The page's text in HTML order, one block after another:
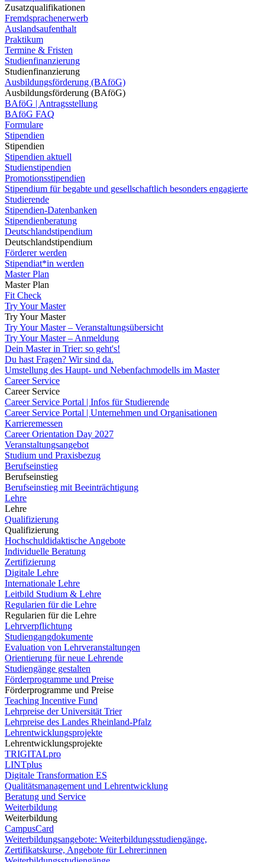
Zusatzqualifikationen
Fremdsprachenerwerb
Auslandsaufenthalt
Praktikum
Termine & Fristen
Studienfinanzierung
Studienfinanzierung
Ausbildungsförderung (BAföG)
Ausbildungsförderung (BAföG)
BAföG | Antragsstellung
BAföG FAQ
Formulare
Stipendien
Stipendien
Stipendien aktuell
Studienstipendien
Promotionsstipendien
Stipendium für begabte und gesellschaftlich besonders engagierte
Studierende
Stipendien-Datenbanken
Stipendienberatung
Deutschlandstipendium
Deutschlandstipendium
Förderer werden
Stipendiat*in werden
Master Plan
Master Plan
Fit Check
Try Your Master
Try Your Master
Try Your Master – Veranstaltungsübersicht
Try Your Master – Anmeldung
Dein Master in Trier: so geht's!
Du hast Fragen? Wir sind da.
Umstellung des Haupt- und Nebenfachmodells im Master
Career Service
Career Service
Career Service Portal | Infos für Studierende
Career Service Portal | Unternehmen und Organisationen
Karrieremessen
Career Orientation Day 2027
Veranstaltungsangebot
Studium und Praxisbezug
Berufseinstieg
Berufseinstieg
Berufseinstieg mit Beeinträchtigung
Lehre
Lehre
Qualifizierung
Qualifizierung
Hochschuldidaktische Angebote
Individuelle Beratung
Zertifizierung
Digitale Lehre
Internationale Lehre
Leitbild Studium & Lehre
Regularien für die Lehre
Regularien für die Lehre
Lehrverpflichtung
Studiengangdokumente
Evaluation von Lehrveranstaltungen
Orientierung für neue Lehrende
Studiengänge gestalten
Förderprogramme und Preise
Förderprogramme und Preise
Teaching Incentive Fund
Lehrpreise der Universität Trier
Lehrpreise des Landes Rheinland-Pfalz
Lehrentwicklungsprojekte
Lehrentwicklungsprojekte
TRIGITALpro
LINTplus
Digitale Transformation ES
Qualitätsmanagement und Lehrentwicklung
Beratung und Service
Weiterbildung
Weiterbildung
CampusCard
Weiterbildungsangebote: Weiterbildungsstudiengänge,
Zertifikatskurse, Angebote für Lehrer:innen